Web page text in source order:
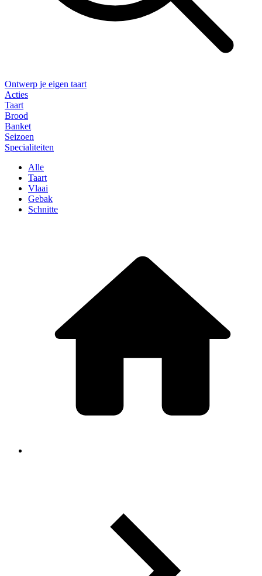
Ontwerp je eigen taart
Acties
Taart
Brood
Banket
Seizoen
Specialiteiten
Alle
Taart
Vlaai
Gebak
Schnitte